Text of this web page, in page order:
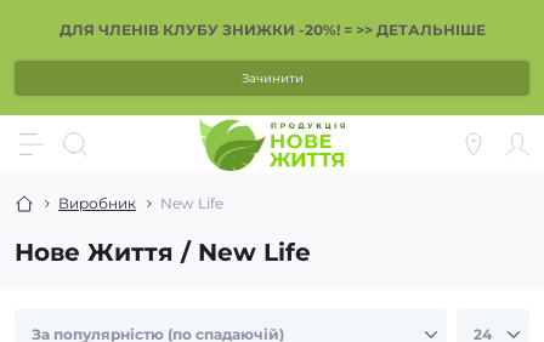
ДЛЯ ЧЛЕНІВ КЛУБУ ЗНИЖКИ -20%! = >> ДЕТАЛЬНІШЕ
Зачинити
Виробник New Life
Нове Життя / New Life